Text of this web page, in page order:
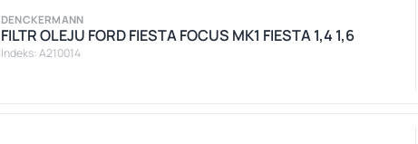
DENCKERMANN
FILTR OLEJU FORD FIESTA FOCUS MK1 FIESTA 1,4 1,6
Indeks: A210014